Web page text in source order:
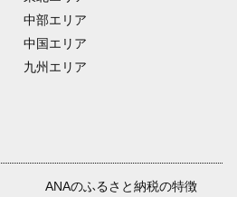
中部エリア
中国エリア
九州エリア
ANAのふるさと納税の特徴